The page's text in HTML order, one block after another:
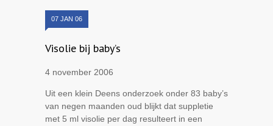
07 JAN 06
Visolie bij baby’s
4 november 2006
Uit een klein Deens onderzoek onder 83 baby’s
van negen maanden oud blijkt dat suppletie
met 5 ml visolie per dag resulteert in een